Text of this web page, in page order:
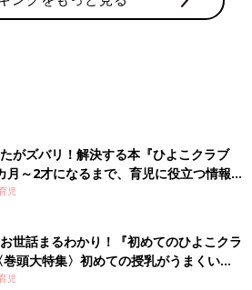
がズバリ！解決する本『ひよこクラブ
～2才になるまで、育児に役立つ情報が
児
世話まるわかり！『初めてのひよこクラ
巻頭大特集〉初めての授乳がうまくい
・ミルクの基本と夏のトラブル 解決テ
児